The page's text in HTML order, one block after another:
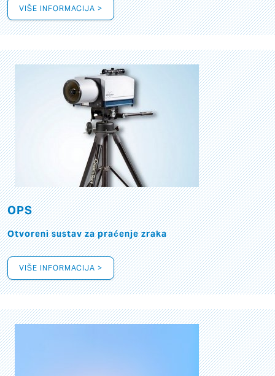
VIŠE INFORMACIJA >
OPS
Otvoreni sustav za praćenje zraka
VIŠE INFORMACIJA >